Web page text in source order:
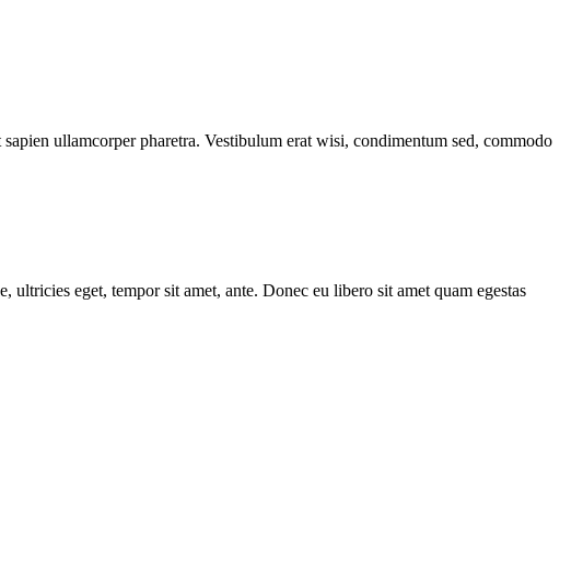
ullamcorper pharetra. Vestibulum erat wisi, condimentum sed, commodo
ultricies eget, tempor sit amet, ante. Donec eu libero sit amet quam egestas